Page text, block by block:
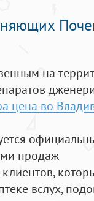
на
цена во
продаж
вслух,